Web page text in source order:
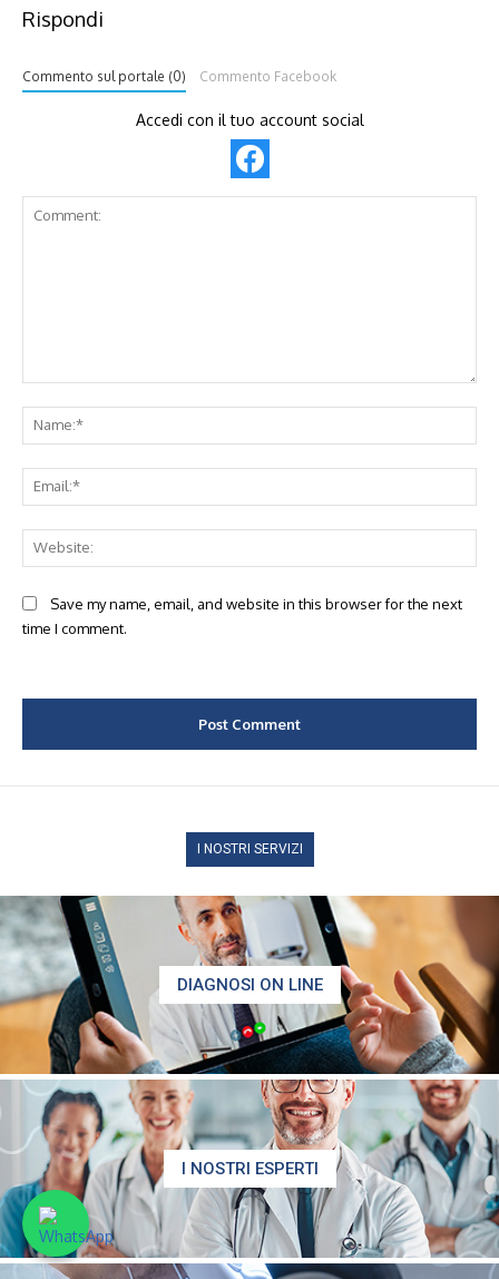
Rispondi
Commento sul portale (0) Commento Facebook
Accedi con il tuo account social
Save my name, email, and website in this browser for the next
time I comment.
I NOSTRI SERVIZI
DIAGNOSI ON LINE
I NOSTRI ESPERTI